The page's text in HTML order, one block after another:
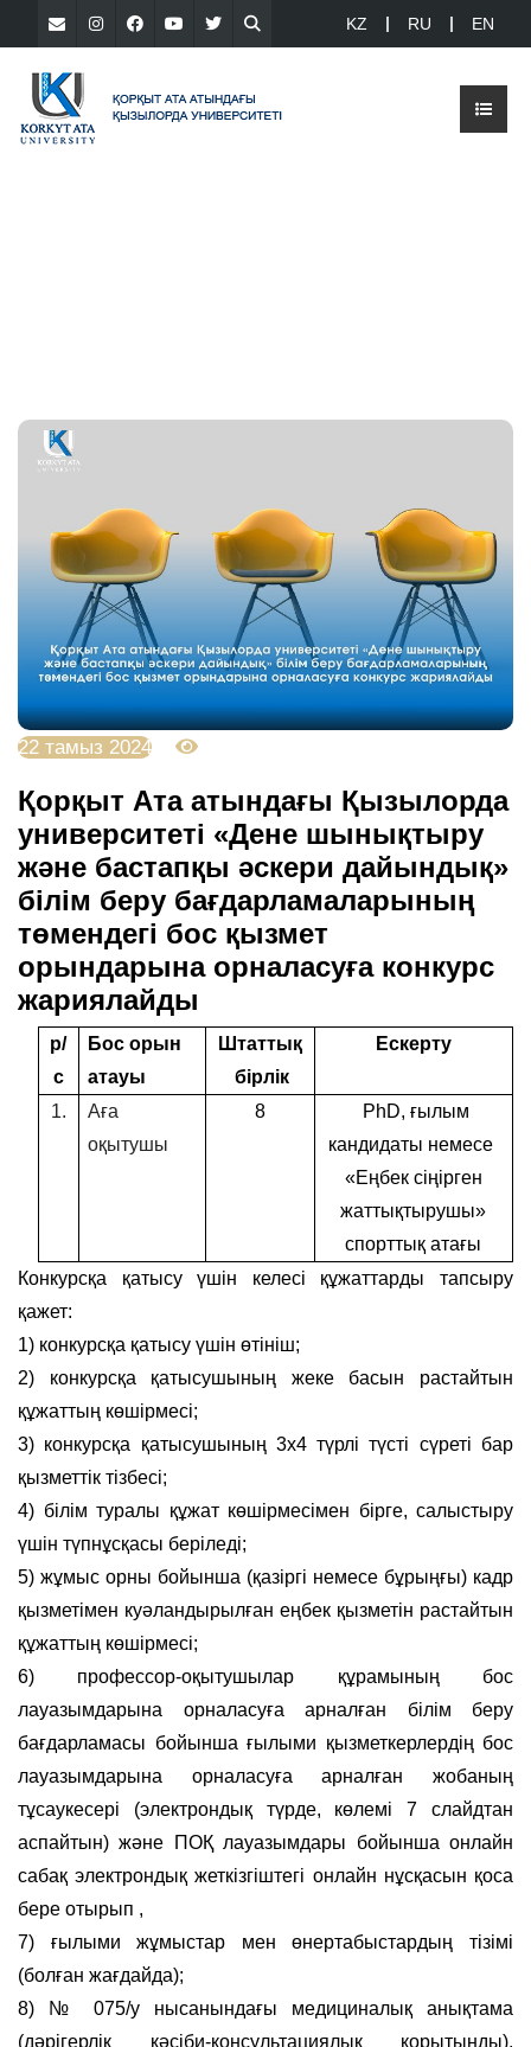
KZ RU EN
22 тамыз 2024
Қорқыт Ата атындағы Қызылорда
университеті «Дене шынықтыру
және бастапқы әскери дайындық»
білім беру бағдарламаларының
төмендегі бос қызмет
орындарына орналасуға конкурс
жариялайды
р/
с
Бос орын
атауы
Штаттық
бірлік
Ескерту
1.
Аға
оқытушы
8
PhD, ғылым
кандидаты немесе
«Еңбек сіңірген
жаттықтырушы»
спорттық атағы
Конкурсқа қатысу үшін келесі құжаттарды тапсыру
қажет:
1) конкурсқа қатысу үшін өтініш;
2) конкурсқа қатысушының жеке басын растайтын
құжаттың көшірмесі;
3) конкурсқа қатысушының 3х4 түрлі түсті сүреті бар
қызметтік тізбесі;
4) білім туралы құжат көшірмесімен бірге, салыстыру
үшін түпнұсқасы беріледі;
5) жұмыс орны бойынша (қазіргі немесе бұрыңғы) кадр
қызметімен куәландырылған еңбек қызметін растайтын
құжаттың көшірмесі;
6) профессор-оқытушылар құрамының бос
лауазымдарына орналасуға арналған білім беру
бағдарламасы бойынша ғылыми қызметкерлердің бос
лауазымдарына орналасуға арналған жобаның
тұсаукесері (электрондық түрде, көлемі 7 слайдтан
аспайтын) және ПОҚ лауазымдары бойынша онлайн
сабақ электрондық жеткізгіштегі онлайн нұсқасын қоса
бере отырып ,
7) ғылыми жұмыстар мен өнертабыстардың тізімі
(болған жағдайда);
8) № 075/у нысанындағы медициналық анықтама
(дәрігерлік кәсіби-консультациялық қорытынды),